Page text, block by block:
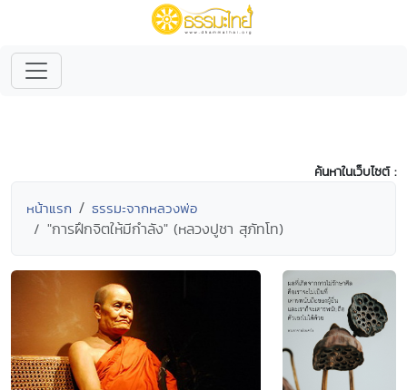
ค้นหาในเว็บไซต์ :
หน้าแรก ธรรมะจากหลวงพ่อ
"การฝึกจิตให้มีกำลัง" (หลวงปูชา สุภัทโท)